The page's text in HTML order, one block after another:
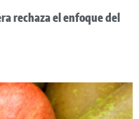
rechaza el enfoque del